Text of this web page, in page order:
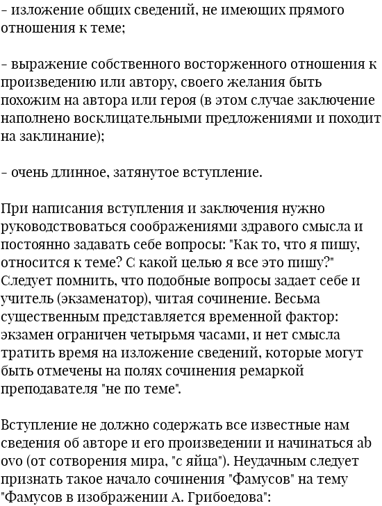
- изложение общих сведений, не имеющих прямого
отношения к теме;
- выражение собственного восторженного отношения к
произведению или автору, своего желания быть
похожим на автора или героя (в этом случае заключение
наполнено восклицательными предложениями и походит
на заклинание);
- очень длинное, затянутое вступление.
При написания вступления и заключения нужно
руководствоваться соображениями здравого смысла и
постоянно задавать себе вопросы: "Как то, что я пишу,
относится к теме? С какой целью я все это пишу?"
Следует помнить, что подобные вопросы задает себе и
учитель (экзаменатор), читая сочинение. Весьма
существенным представляется временной фактор:
экзамен ограничен четырьмя часами, и нет смысла
тратить время на изложение сведений, которые могут
быть отмечены на полях сочинения ремаркой
преподавателя "не по теме".
Вступление не должно содержать все известные нам
сведения об авторе и его произведении и начинаться ab
ovo (от сотворения мира, "с яйца"). Неудачным следует
признать такое начало сочинения "Фамусов" на тему
"Фамусов в изображении А. Грибоедова":